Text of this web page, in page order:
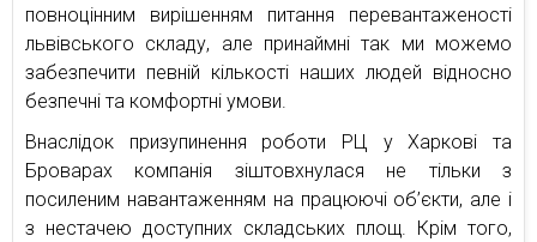
повноцінним вирішенням питання перевантаженості
львівського складу, але принаймні так ми можемо
забезпечити певній кількості наших людей відносно
безпечні та комфортні умови.
Внаслідок призупинення роботи РЦ у Харкові та
Броварах компанія зіштовхнулася не тільки з
посиленим навантаженням на працюючі об’єкти, але і
з нестачею доступних складських площ. Крім того,